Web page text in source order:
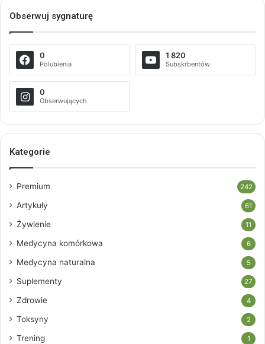
Obserwuj sygnaturę
0
Polubienia
1 820
Subskrbentów
0
Obserwujących
Kategorie
Premium 242
Artykuły 61
Żywienie 11
Medycyna komórkowa 6
Medycyna naturalna 5
Suplementy 27
Zdrowie 4
Toksyny 2
Trening 1